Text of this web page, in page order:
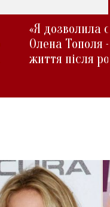
«Я дозволила
Олена Тополя
життя після